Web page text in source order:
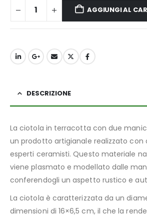
AGGIUNGI AL
DESCRIZIONE
La ciotola in terracotta con due
un prodotto artigianale realizzato con
esperti ceramisti. Questo materiale
viene plasmato e modellato dalle
conferendogli un aspetto rustico e
La ciotola è caratterizzata da un
dimensioni di 16×6,5 cm, il che la